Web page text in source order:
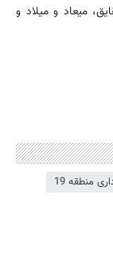
میعاد و میلاد و
منطقه 19